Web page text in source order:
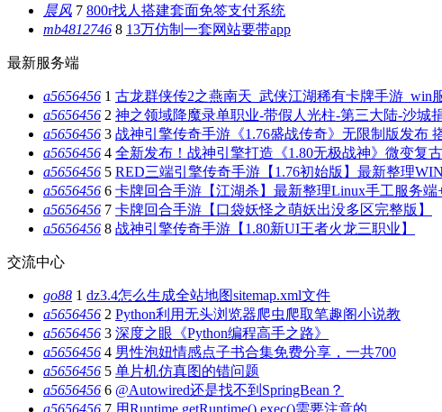
晨风 7 800r找人搭建套面免签支付系统
mb4812746 8 13万仿制一套网站要带app
最新服务端
a5656456 1 古龙群侠传2之燕南天_武侠江湖稀有卡牌手游_win
a5656456 2 神之领域降魔录单职业-带假人光柱-第三大陆-沙城
a5656456 3 战神引擎传奇手游《1.76盛战传奇》无限制版发布
a5656456 4 全新发布！战神引擎打造《1.80无极战神》微变复
a5656456 5 RED三端引擎传奇手游【1.76初始版】最新整理
a5656456 6 卡牌回合手游【江湖杀】最新整理Linux手工服务
a5656456 7 卡牌回合手游【口袋妖怪之萌妖出没多区完整版】
a5656456 8 战神引擎传奇手游【1.80新UI王者火龙三职业】
交流中心
go88 1 dz3.4怎么生成全站地图sitemap.xml文件
a5656456 2 Python利用无头浏览器爬虫爬取笔趣阁小说教
a5656456 3 深度之眼《Python编程高手之路》
a5656456 4 男性泡妞情感点子书合集免费分享，一共700
a5656456 5 单片机仿真图的错问题
a5656456 6 @Autowired还是找不到SpringBean？
a5656456 7 用Runtime.getRuntime().exec()需要注意的